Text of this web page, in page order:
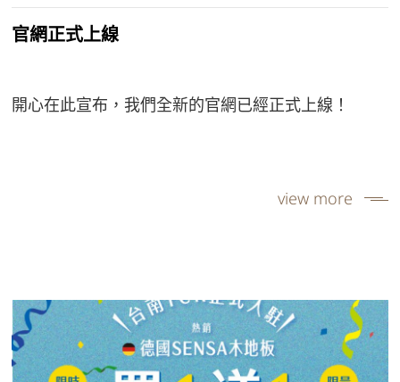
官網正式上線
開心在此宣布，我們全新的官網已經正式上線！
view more